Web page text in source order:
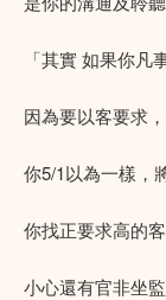
「其實 如果你凡
因為要以客要求，
你5/1以為一樣，
你找正要求高的客
小心還有官非坐監